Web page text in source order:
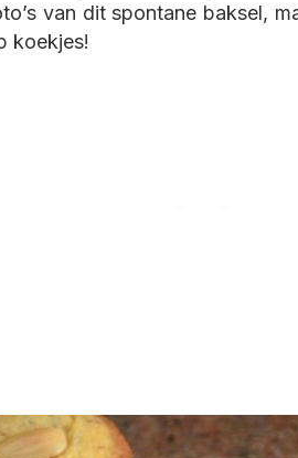
van dit spontane baksel,
koekjes!